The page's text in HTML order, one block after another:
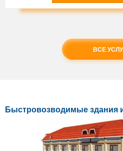
ВСЕ
Быстровозводимые здания